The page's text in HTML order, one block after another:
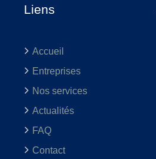
Liens
Accueil
Entreprises
Nos services
Actualités
FAQ
Contact